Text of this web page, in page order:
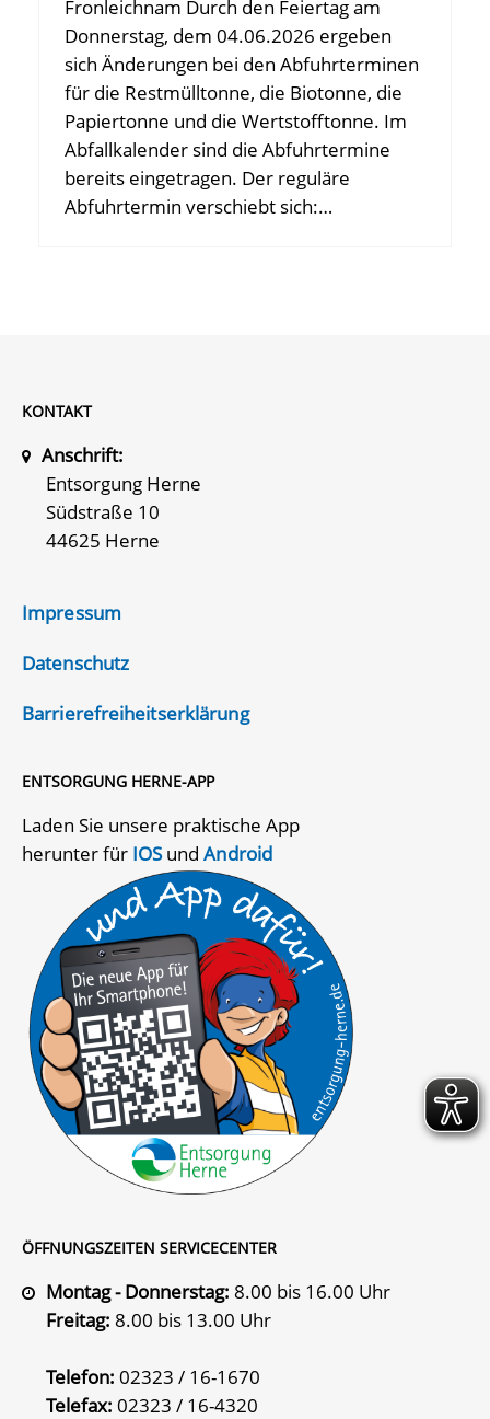
Fronleichnam Durch den Feiertag am
Donnerstag, dem 04.06.2026 ergeben
sich Änderungen bei den Abfuhrterminen
für die Restmülltonne, die Biotonne, die
Papiertonne und die Wertstofftonne. Im
Abfallkalender sind die Abfuhrtermine
bereits eingetragen. Der reguläre
Abfuhrtermin verschiebt sich:…
KONTAKT
Anschrift:
Entsorgung Herne
Südstraße 10
44625 Herne
Impressum
Datenschutz
Barrierefreiheitserklärung
ENTSORGUNG HERNE-APP
Laden Sie unsere praktische App
herunter für IOSundAndroid
ÖFFNUNGSZEITEN SERVICECENTER
Montag - Donnerstag: 8.00 bis 16.00 Uhr
Freitag: 8.00 bis 13.00 Uhr
Telefon: 02323 / 16-1670
Telefax: 02323 / 16-4320